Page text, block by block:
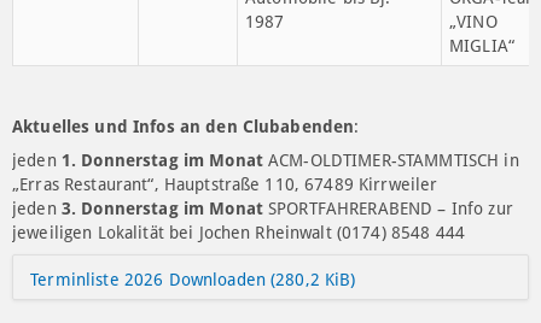
ACM-
Maikammer
ACM-
Samstag -
Samstag
19. – 26.
Juni
2027
16. VINO MIGLIA | Von
der Pfalz nach Südtirol
Start: Maikammer |
Ziel: Meran |
1987
Wolfg.
(06321) 5
44